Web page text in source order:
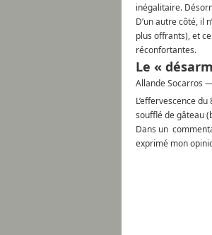
inégalitaire.
D’un autre côté, il
plus offrants), et
réconfortantes.
Le «
Allande Socarros
L’effervescence
soufflé de gâteau
Dans un
exprimé mon